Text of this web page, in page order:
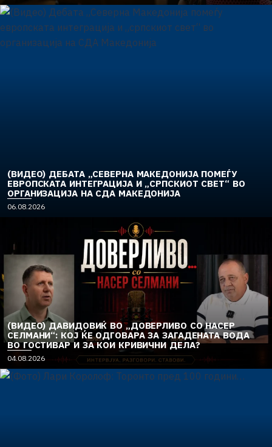
(ВИДЕО) ДЕБАТА „СЕВЕРНА МАКЕДОНИЈА ПОМЕЃУ
ЕВРОПСКАТА ИНТЕГРАЦИЈА И „СРПСКИОТ СВЕТ“ ВО
ОРГАНИЗАЦИЈА НА СДА МАКЕДОНИЈА
06.08.2026
(ВИДЕО) ДАВИДОВИЌ ВО „ДОВЕРЛИВО СО НАСЕР
СЕЛМАНИ“: КОЈ ЌЕ ОДГОВАРА ЗА ЗАГАДЕНАТА ВОДА
ВО ГОСТИВАР И ЗА КОИ КРИВИЧНИ ДЕЛА?
04.08.2026